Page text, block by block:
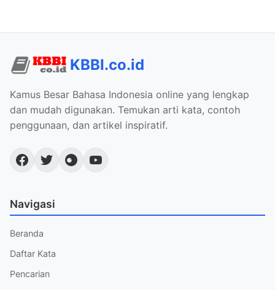
KBBI.co.id
Kamus Besar Bahasa Indonesia online yang lengkap
dan mudah digunakan. Temukan arti kata, contoh
penggunaan, dan artikel inspiratif.
Navigasi
Beranda
Daftar Kata
Pencarian